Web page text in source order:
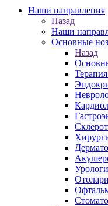
Наши направления
Назад
Наши
Основные
Назад